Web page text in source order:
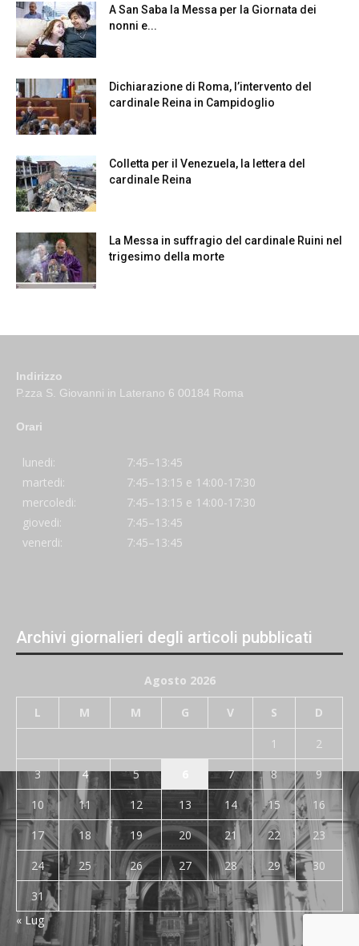
A San Saba la Messa per la Giornata dei
nonni e...
Dichiarazione di Roma, l’intervento del
cardinale Reina in Campidoglio
Colletta per il Venezuela, la lettera del
cardinale Reina
La Messa in suffragio del cardinale Ruini nel
trigesimo della morte
Indirizzo
P.zza S. Giovanni in Laterano 6 00184 Roma
Orari
lunedi:
7:45–13:45
martedi:
7:45–13:15 e 14:00-17:30
mercoledi:
7:45–13:15 e 14:00-17:30
giovedi:
7:45–13:45
venerdi:
7:45–13:45
Archivi giornalieri degli articoli pubblicati
Agosto 2026
L M M G V S D
1
2
3
4 5 7 8
9
10
11 12 13 14 15
16
17
18 19 20 21 22
23
24
25 26 27 28 29
30
31
« Lug